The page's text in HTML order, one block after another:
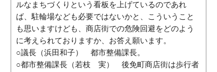
ルなまちづくりという看板を上げているのであれ
ば、駐輪場なども必要ではないかと、こういうこと
も思いますけども、商店街での危険回避をどのよう
に考えられておりますか、お答え願います。
○議長（浜田和子） 都市整備課長。
○都市整備課長（若枝 実） 後免町商店街は歩行者